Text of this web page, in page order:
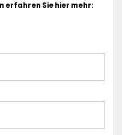
erfahren Sie hier mehr: